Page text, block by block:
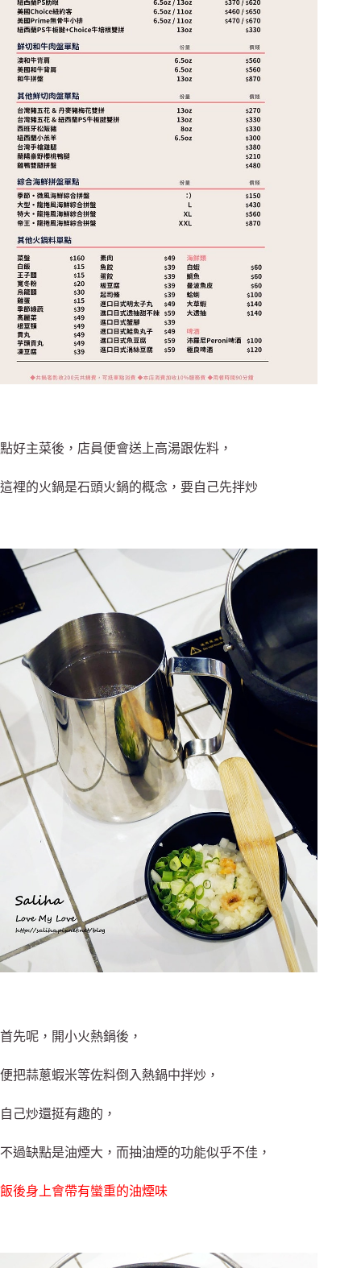
點好主菜後，店員便會送上高湯跟佐料，
這裡的火鍋是石頭火鍋的概念，要自己先拌炒
首先呢，開小火熱鍋後，
便把蒜蔥蝦米等佐料倒入熱鍋中拌炒，
自己炒還挺有趣的，
不過缺點是油煙大，而抽油煙的功能似乎不佳，
飯後身上會帶有蠻重的油煙味